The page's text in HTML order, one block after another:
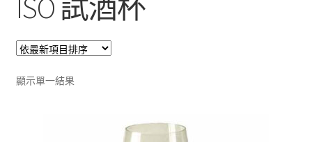
香檳/氣泡酒
威士忌
烈酒/利口酒/調酒
ISO 試酒杯
顯示單一結果